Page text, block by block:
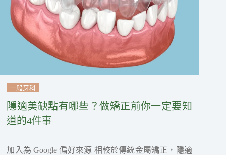
一般牙科
隱適美缺點有哪些？做矯正前你一定要知
道的4件事
加入為 Google 偏好來源 相較於傳統金屬矯正，隱適